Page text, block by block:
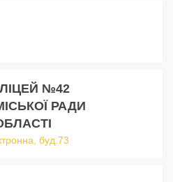
№42
РАДИ
буд.73